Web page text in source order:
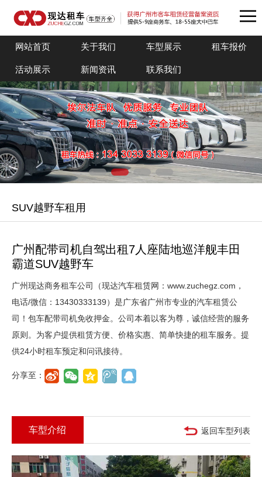
网站首页 关于我们 车型展示 租车报价
活动展示 新闻资讯 联系我们
SUV越野车租用
广州配带司机自驾出租7人座陆地巡洋舰丰田
霸道SUV越野车
广州现达商务租车公司（现达汽车租赁网：www.zuchegz.com，
电话/微信：13430333139）是广东省广州市专业的汽车租赁公
司！包车配带司机免收押金。公司本着以客为尊，诚信经营的服务
原则。为客户提供租赁方便、价格实惠、简单快捷的租车服务。提
供24小时租车预定和问讯接待。
分享至：
返回车型列表
车型介绍